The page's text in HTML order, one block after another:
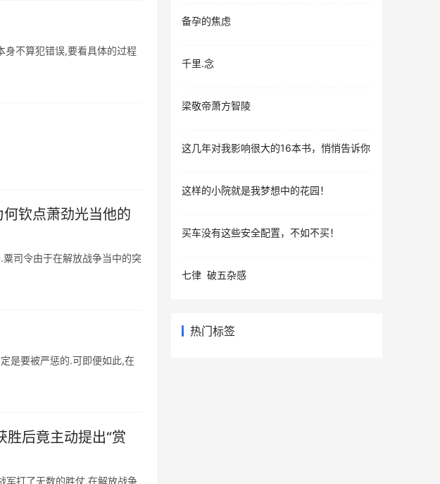
身不算犯错误,要看具体的过程
钦点萧劲光当他的
司令由于在解放战争当中的突
是要被严惩的.可即便如此,在
胜后竟主动提出“赏
军打了无数的胜仗,在解放战争
备孕的焦虑
千里.念
梁敬帝萧方智陵
这几年对我影响很大的16本书，悄悄告诉你
这样的小院就是我梦想中的花园！
买车没有这些安全配置，不如不买！
七律 破五杂感
热门标签